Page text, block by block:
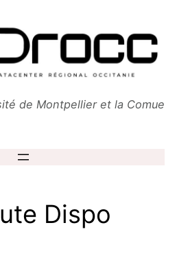
de Montpellier et la Comue
Dispo